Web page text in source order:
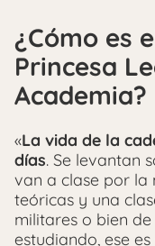
¿Cómo es
Princesa
Academia?
«La vida de la
días. Se levantan
van a clase por la
teóricas y una
militares o bien
estudiando, ese